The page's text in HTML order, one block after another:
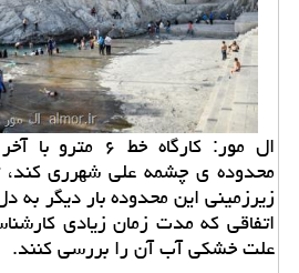
ال مور: كارگاه
محدوده ی چشمه علی شهرری
زیرزمینی این محدوده بار دیگر به
اتفاقی كه مدت زمان زیادی
علت خشكی آب آن را بررسی كنند.